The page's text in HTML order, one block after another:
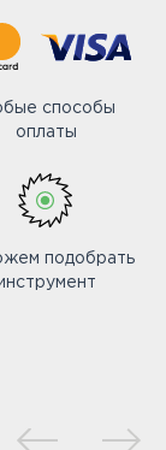
способы
оплаты
подобрать